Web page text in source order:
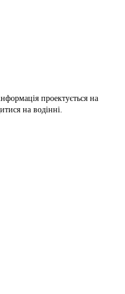
проектується на
на водінні.